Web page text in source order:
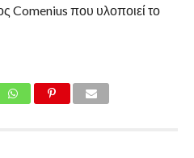
που υλοποιεί το